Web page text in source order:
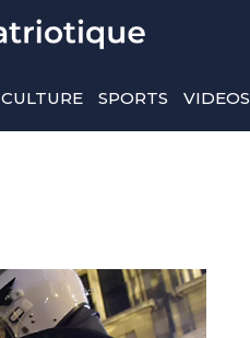
CULTURE SPORTS VIDEOS